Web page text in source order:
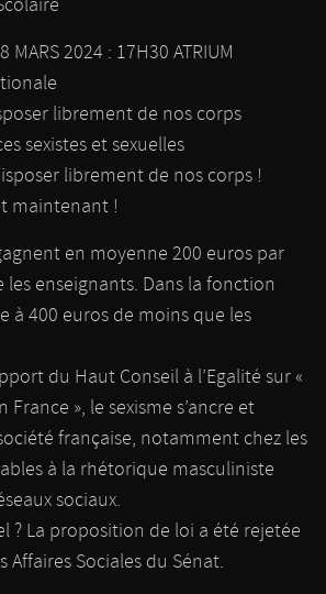
MARS 2024 : 17H30 ATRIUM
librement de nos corps
sexistes et sexuelles
librement de nos corps !
maintenant !
en moyenne 200 euros par
enseignants. Dans la fonction
à 400 euros de moins que les
du Haut Conseil à l’Egalité sur «
France », le sexisme s’ancre et
française, notamment chez les
à la rhétorique masculiniste
sociaux.
? La proposition de loi a été rejetée
Affaires Sociales du Sénat.